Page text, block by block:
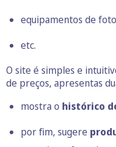
equipamentos de
etc.
O site é simples e
de preços, apresentas
mostra o histórico
por fim, sugere